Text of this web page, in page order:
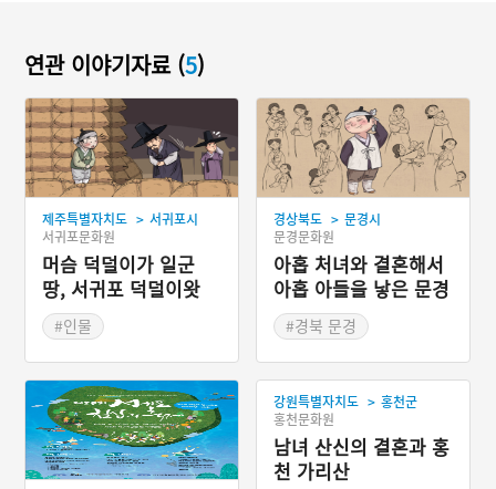
연관 이야기자료 (5)
제주특별자치도 > 서귀포시
서귀포문화원
머슴 덕덜이가 일군
땅, 서귀포 덕덜이왓
#인물
경상북도 > 문경시
문경문화원
아홉 처녀와 결혼해서
아홉 아들을 낳은 문경
구랑리
#경북 문경
#문경지명유래
강원특별자치도 > 홍천군
홍천문화원
남녀 산신의 결혼과 홍
천 가리산